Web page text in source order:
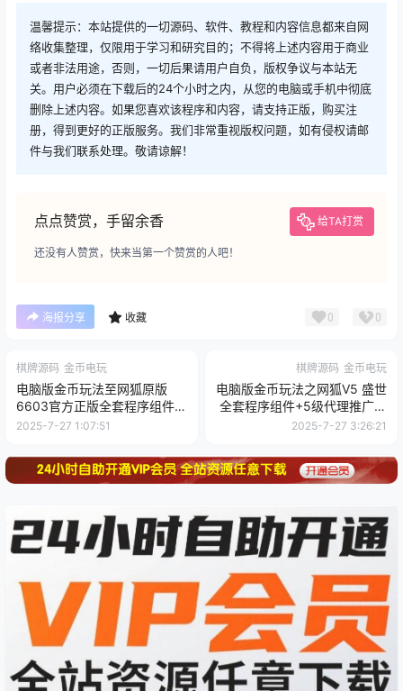
温馨提示：本站提供的一切源码、软件、教程和内容信息都来自网
络收集整理，仅限用于学习和研究目的；不得将上述内容用于商业
或者非法用途，否则，一切后果请用户自负，版权争议与本站无
关。用户必须在下载后的24个小时之内，从您的电脑或手机中彻底
删除上述内容。如果您喜欢该程序和内容，请支持正版，购买注
册，得到更好的正版服务。我们非常重视版权问题，如有侵权请邮
件与我们联系处理。敬请谅解！
点点赞赏，手留余香 给TA打赏
还没有人赞赏，快来当第一个赞赏的人吧！
海报分享 收藏 0 0
棋牌源码 金币电玩
电脑版金币玩法至网狐原版
6603官方正版全套程序组件源
码
2025-7-27 1:07:51
棋牌源码 金币电玩
电脑版金币玩法之网狐V5 盛世
全套程序组件+5级代理推广系
统源码（完美运营版）附架设
2025-7-27 3:26:21